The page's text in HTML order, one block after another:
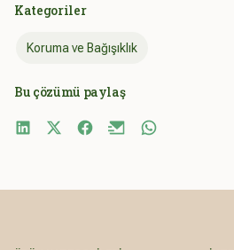
Kategoriler
Koruma ve Bağışıklık
Bu çözümü paylaş